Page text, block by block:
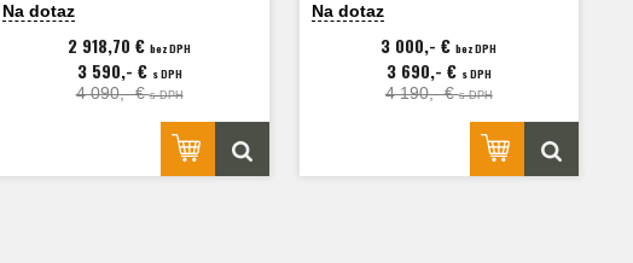
Na dotaz
2 918,70 €bez DPH
3 590,- € s DPH
4 090,- €s DPH
Na dotaz
3 000,- €bez DPH
3 690,- € s DPH
4 190,- €s DPH